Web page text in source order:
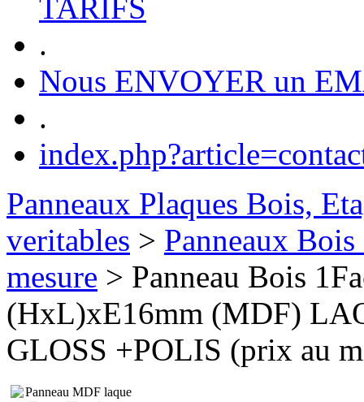
TARIFS
.
Nous ENVOYER un
.
Panneaux Plaques Bois,
veritables > Panneaux
mesure > Panneau Bois
(HxL)xE16mm (MDF)
GLOSS +POLIS (prix au